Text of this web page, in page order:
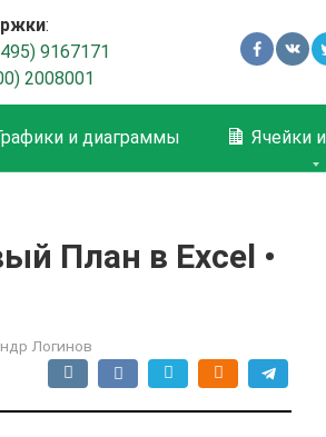
:
9167171
2008001
и диаграммы Ячейки
План в Excel •
Логинов